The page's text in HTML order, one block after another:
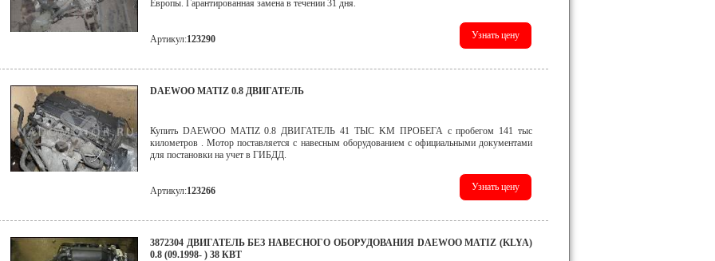
Европы. Гарантированная замена в течении 31 дня.
Артикул:123290
DAEWOO MATIZ 0.8 ДВИГАТЕЛЬ
Купить DAEWOO MATIZ 0.8 ДВИГАТЕЛЬ 41 ТЫС KM ПРОБЕГА с пробегом 141 тыс
километров . Мотор поставляется с навесным оборудованием с официальными документами
для постановки на учет в ГИБДД.
Артикул:123266
3872304 ДВИГАТЕЛЬ БЕЗ НАВЕСНОГО ОБОРУДОВАНИЯ DAEWOO MATIZ (KLYA)
0.8 (09.1998- ) 38 КВТ